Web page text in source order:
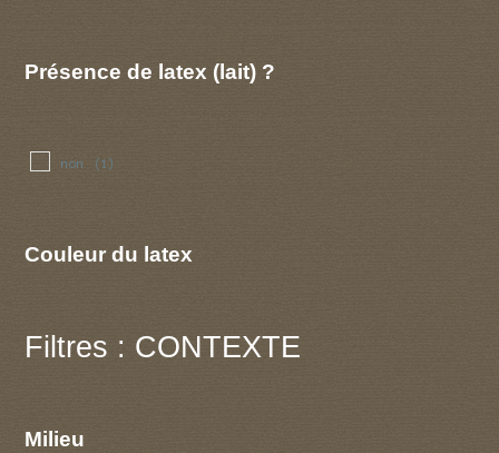
Présence de latex (lait) ?
non (1)
Couleur du latex
Filtres : CONTEXTE
Milieu